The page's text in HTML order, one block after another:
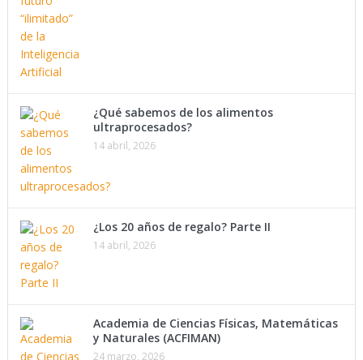
¿Qué sabemos de los alimentos
ultraprocesados?
14 abril, 2026
¿Los 20 años de regalo? Parte II
14 abril, 2026
Academia de Ciencias Físicas, Matemáticas
y Naturales (ACFIMAN)
24 marzo, 2026